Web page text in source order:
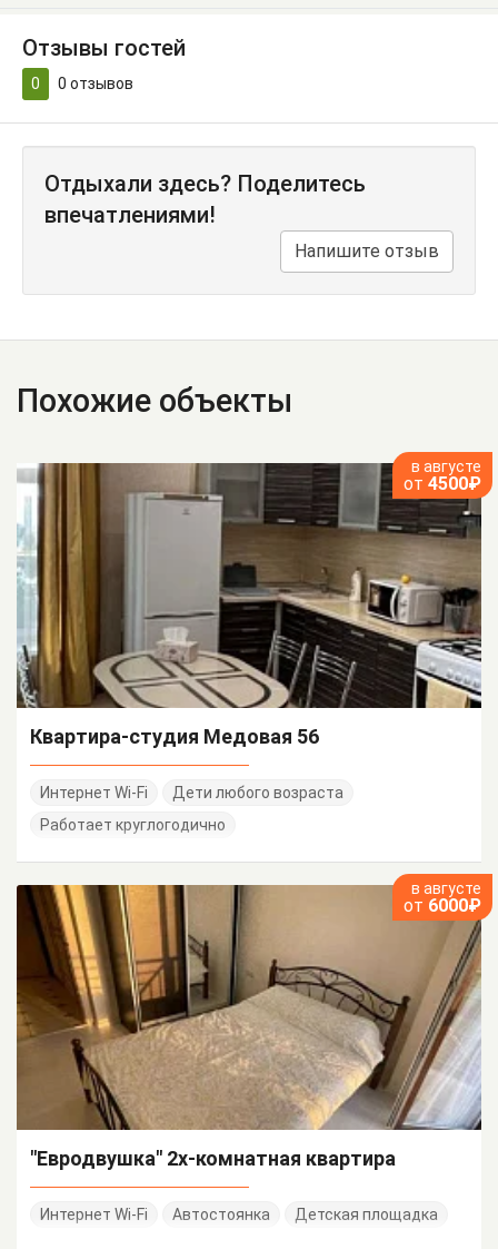
Отзывы гостей
0 0 отзывов
Отдыхали здесь? Поделитесь
впечатлениями!
Напишите отзыв
Похожие объекты
в августе
от 4500₽
Квартира-студия Медовая 56
Интернет Wi-Fi
Дети любого возраста
Работает круглогодично
в августе
от 6000₽
"Евродвушка" 2х-комнатная квартира
Интернет Wi-Fi Автостоянка Детская площадка